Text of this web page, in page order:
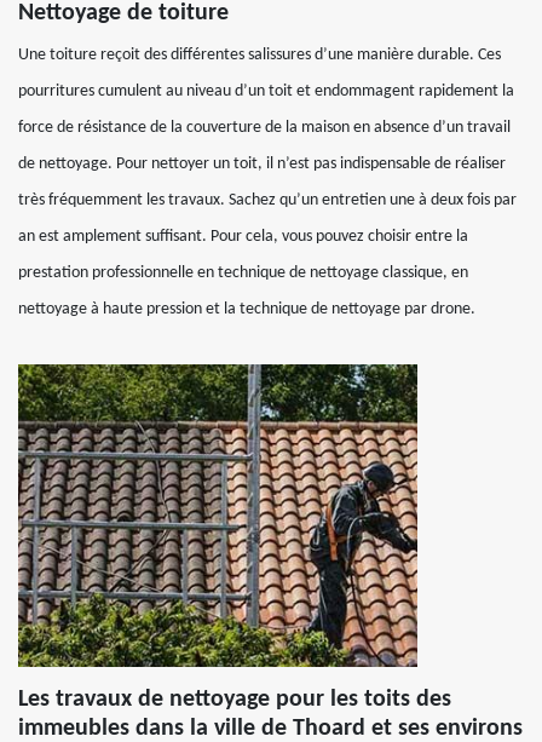
Nettoyage de toiture
Une toiture reçoit des différentes salissures d’une manière durable. Ces
pourritures cumulent au niveau d’un toit et endommagent rapidement la
force de résistance de la couverture de la maison en absence d’un travail
de nettoyage. Pour nettoyer un toit, il n’est pas indispensable de réaliser
très fréquemment les travaux. Sachez qu’un entretien une à deux fois par
an est amplement suffisant. Pour cela, vous pouvez choisir entre la
prestation professionnelle en technique de nettoyage classique, en
nettoyage à haute pression et la technique de nettoyage par drone.
Les travaux de nettoyage pour les toits des
immeubles dans la ville de Thoard et ses environs